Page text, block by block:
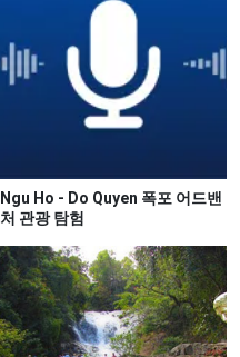
Ngu Ho - Do Quyen 폭포 어드밴
처 관광 탐험